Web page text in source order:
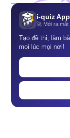
i-quiz App
🚀 Mới ra mắt
Tạo đề thi, làm
mọi lúc mọi nơi!